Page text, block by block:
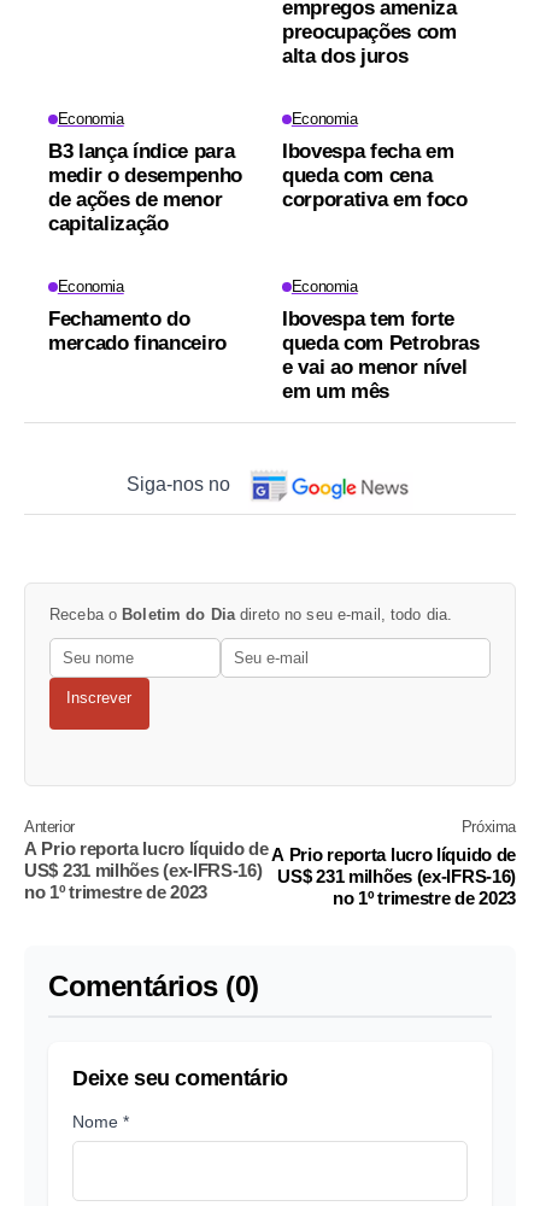
empregos ameniza
preocupações com
alta dos juros
Economia
B3 lança índice para
medir o desempenho
de ações de menor
capitalização
Economia
Ibovespa fecha em
queda com cena
corporativa em foco
Economia
Fechamento do
mercado financeiro
Economia
Ibovespa tem forte
queda com Petrobras
e vai ao menor nível
em um mês
Siga-nos no
Receba o Boletim do Diadireto no seu e-mail, todo dia.
Inscrever
Anterior
A Prio reporta lucro líquido de
US$ 231 milhões (ex-IFRS-16)
no 1º trimestre de 2023
Próxima
A Prio reporta lucro líquido de
US$ 231 milhões (ex-IFRS-16)
no 1º trimestre de 2023
Comentários (0)
Deixe seu comentário
Nome *